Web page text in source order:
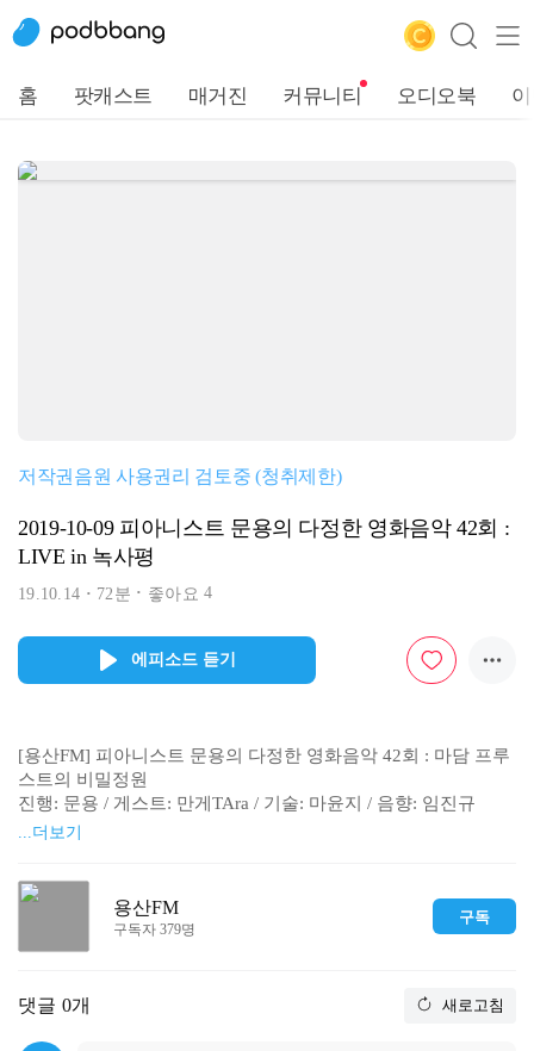
홈 팟캐스트 매거진 커뮤니티 오디오북
저작권음원 사용권리 검토중 (청취제한)
2019-10-09 피아니스트 문용의 다정한 영화음악 42회 :
LIVE in 녹사평
19.10.14 72분 좋아요4
에피소드 듣기
[용산FM] 피아니스트 문용의 다정한 영화음악 42회 : 마담 프루
스트의 비밀정원
진행: 문용 / 게스트: 만게TAra / 기술: 마윤지 / 음향: 임진규
영화 '마담 프루스트의 비밀정원'을 핑계로 녹사평을 접수한 피
유쾌한 수다와 아름다운 연주, 함께 들어보세요.
...더보기
용산FM
구독자 379명
구독
댓글 0개 새로고침